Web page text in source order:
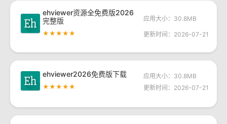
ehviewer资源全免费版2026
完整版
★★★★★
应用大小：30.8MB
更新时间：2026-07-21
ehviewer2026免费版下载
★★★★★
应用大小：30.8MB
更新时间：2026-07-21